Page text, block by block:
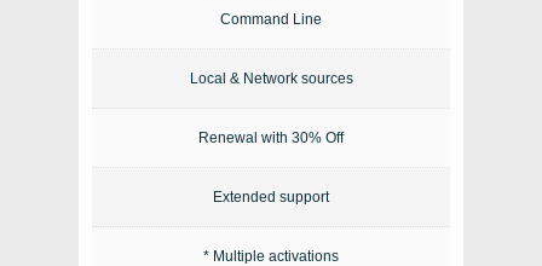
Command Line
Local & Network sources
Renewal with 30% Off
Extended support
Multiple activations *